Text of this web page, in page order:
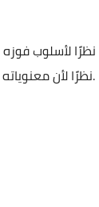
نصيحتنا بنشاط في التعبئة النهائية. ..